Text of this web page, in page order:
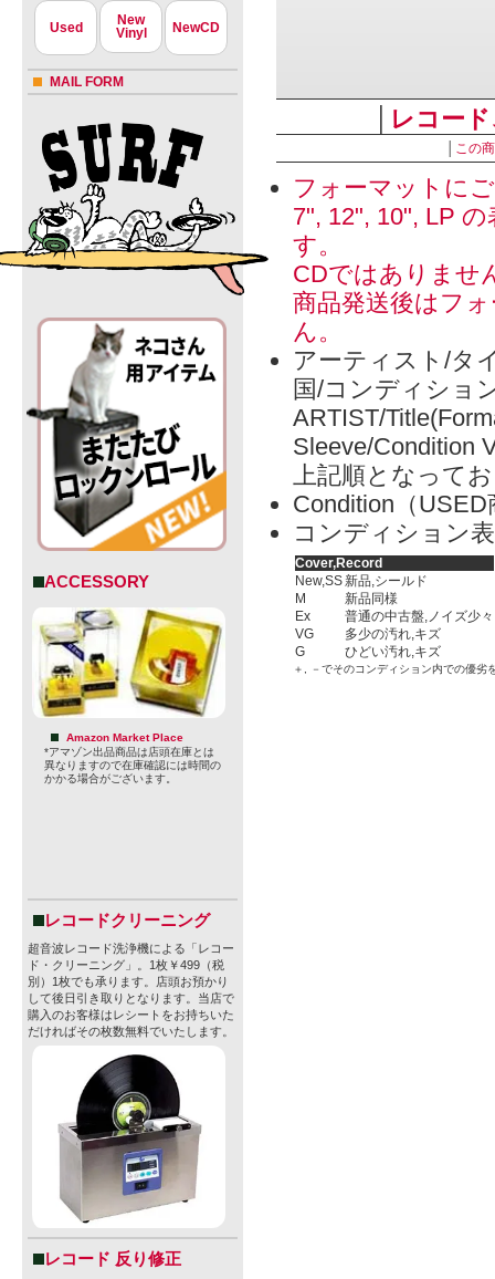
Used
New
Vinyl
NewCD
MAIL FORM
ACCESSORY
Amazon Market Place
*アマゾン出品商品は店頭在庫とは
異なりますので在庫確認には時間の
かかる場合がございます。
レコードクリーニング
超音波レコード洗浄機による「レコー
ド・クリーニング」。1枚￥499（税
別）1枚でも承ります。店頭お預かり
して後日引き取りとなります。当店で
購入のお客様はレシートをお持ちいた
だければその枚数無料でいたします。
レコード 反り修正
レコー
この
フォーマットに
7", 12", 10", LP
す。
CDではありませ
商品発送後はフ
ん。
アーティスト/タ
国/コンディショ
ARTIST/
Sleeve/Condition
上記順となって
Condition（
コンディション
Cover,Record
New,SS新品,シールド
M
新品同様
Ex
普通の中古盤,ノイズ少々
VG
多少の汚れ,キズ
G
ひどい汚れ,キズ
＋, －でそのコンディション内での優劣